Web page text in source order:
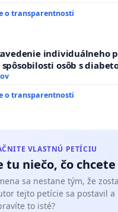
o transparentnosti
individuálneho
osôb s
do Policajného zboru SR
o transparentnosti
VLASTNÚ PETÍCIU
tu niečo, čo
sa nestane tým, že
tejto petície sa postavil a
to isté?